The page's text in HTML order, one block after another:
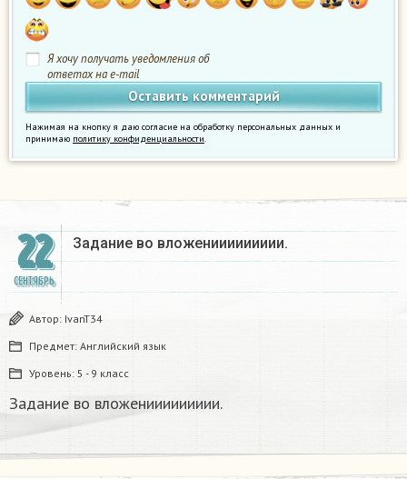
Я хочу получать уведомления об
ответах на e-mail
Нажимая на кнопку я даю согласие на обработку персональных данных и
принимаю политику конфиденциальности
22
СЕНТЯБРЬ
Задание во вложениииииииии.
Автор: IvanT34
Предмет: Английский язык
Уровень: 5 - 9 класс
Задание во вложениииииииии.